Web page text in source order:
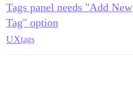
Tags panel needs "Add New
Tag" option
UXtags